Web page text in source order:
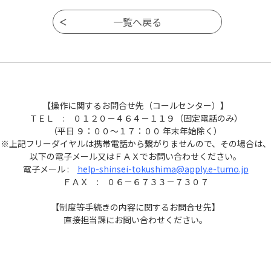
【操作に関するお問合せ先（コールセンター）】
ＴＥＬ : ０１２０－４６４－１１９（固定電話のみ）
（平日 ９：００～１７：００ 年末年始除く）
※上記フリーダイヤルは携帯電話から繋がりませんので、その場合は、
以下の電子メール又はＦＡＸでお問い合わせください。
電子メール : help-shinsei-tokushima@apply.e-tumo.jp
ＦＡＸ : ０６－６７３３－７３０７
【制度等手続きの内容に関するお問合せ先】
直接担当課にお問い合わせください。